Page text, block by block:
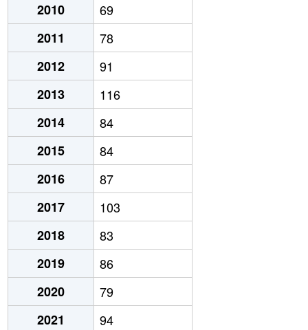
2010
69
2011
78
2012
91
2013
116
2014
84
2015
84
2016
87
2017
103
2018
83
2019
86
2020
79
2021
94